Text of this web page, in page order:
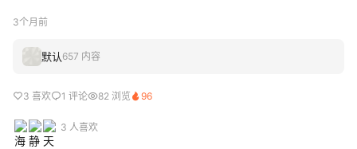
3个月前
默认 657 内容
3 喜欢 1 评论 82 浏览 96
3 人喜欢